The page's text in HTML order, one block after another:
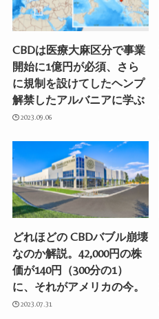
CBDは医療大麻区分で事業
開始に1億円が必須、さら
に規制を設けてしたヘンプ
解禁したアルバニアに学ぶ
2023.09.06
どれほどの CBDバブル崩壊
なのか解説。42,000円の株
価が140円（300分の1）
に、それがアメリカの今。
2023.07.31